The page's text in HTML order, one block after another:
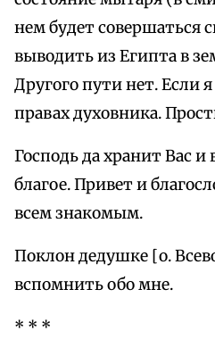
нем будет совершаться
выводить из Египта в
Другого пути нет. Если
правах духовника.
Господь да хранит Вас и
благое. Привет и
всем знакомым.
Поклон дедушке [о.
вспомнить обо мне.
* * *